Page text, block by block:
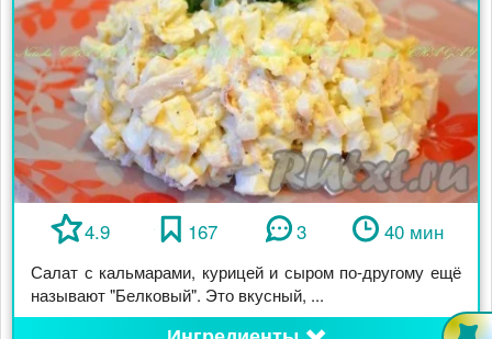
4.9 167 3 40 мин
Салат с кальмарами, курицей и сыром по-другому ещё
называют "Белковый". Это вкусный, ...